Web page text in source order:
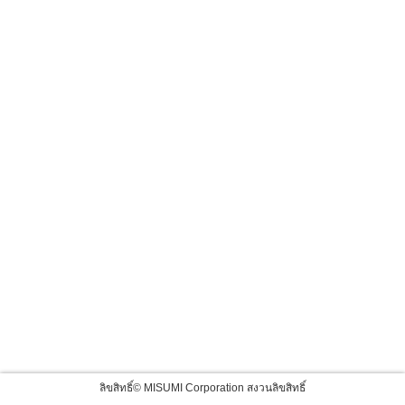
ลิขสิทธิ์© MISUMI Corporation สงวนลิขสิทธิ์